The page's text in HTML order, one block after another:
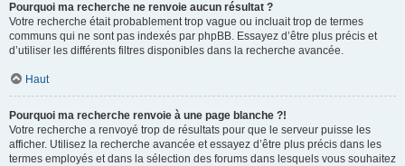
Pourquoi ma recherche ne renvoie aucun résultat ?
Votre recherche était probablement trop vague ou incluait trop de termes
communs qui ne sont pas indexés par phpBB. Essayez d’être plus précis et
d’utiliser les différents filtres disponibles dans la recherche avancée.
Haut
Pourquoi ma recherche renvoie à une page blanche ?!
Votre recherche a renvoyé trop de résultats pour que le serveur puisse les
afficher. Utilisez la recherche avancée et essayez d’être plus précis dans les
termes employés et dans la sélection des forums dans lesquels vous souhaitez